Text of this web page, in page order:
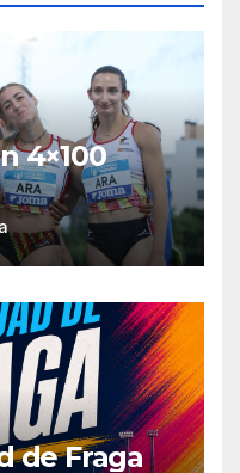
4×100
de Fraga